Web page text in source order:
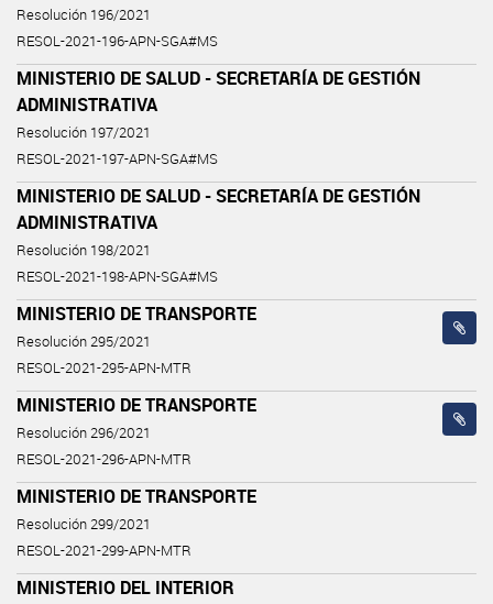
Resolución 196/2021
RESOL-2021-196-APN-SGA#MS
MINISTERIO DE SALUD - SECRETARÍA DE GESTIÓN
ADMINISTRATIVA
Resolución 197/2021
RESOL-2021-197-APN-SGA#MS
MINISTERIO DE SALUD - SECRETARÍA DE GESTIÓN
ADMINISTRATIVA
Resolución 198/2021
RESOL-2021-198-APN-SGA#MS
MINISTERIO DE TRANSPORTE
Resolución 295/2021
RESOL-2021-295-APN-MTR
MINISTERIO DE TRANSPORTE
Resolución 296/2021
RESOL-2021-296-APN-MTR
MINISTERIO DE TRANSPORTE
Resolución 299/2021
RESOL-2021-299-APN-MTR
MINISTERIO DEL INTERIOR